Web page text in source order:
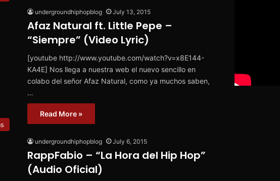
undergroundhiphopblog July 13, 2015
Afaz Natural ft. Little Pepe –
“Siempre” (Video Lyric)
[youtube http://www.youtube.com/watch?v=x8E144-
KA4E] Nos llega a nuestra web el nuevo sencillo en
colabo del señor Afaz Natural, como ya muchos saben,
…
Read More »
undergroundhiphopblog July 6, 2015
RappFabio – “La Hora del Hip Hop”
(Audio Oficial)